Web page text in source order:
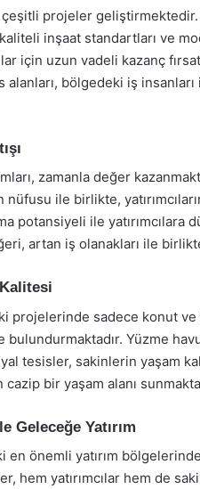
çeşitli projeler
inşaat standartları ve
için uzun vadeli kazanç
bölgedeki iş
zamanla değer
nüfusu ile birlikte,
potansiyeli ile yatırımcılara
artan iş olanakları ile
projelerinde sadece konut ve
bulundurmaktadır. Yüzme
tesisler, sakinlerin yaşam
bir yaşam alanı
Geleceğe Yatırım
en önemli yatırım
hem yatırımcılar hem de